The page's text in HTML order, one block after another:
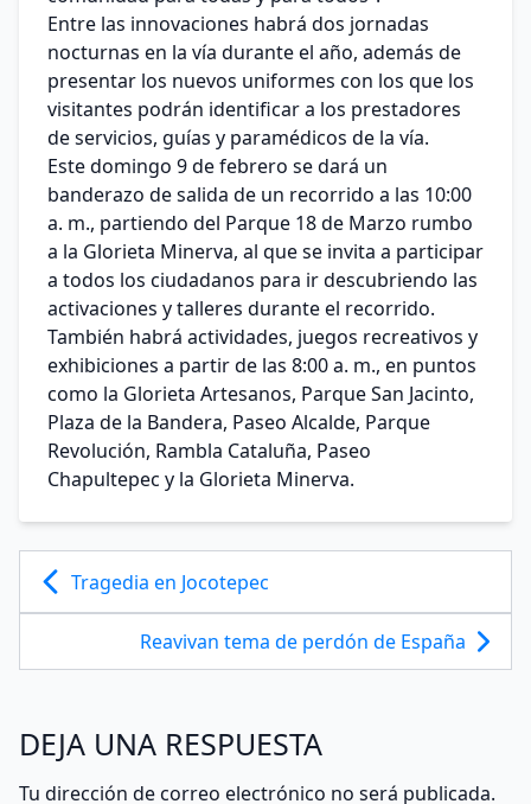
Entre las innovaciones habrá dos jornadas
nocturnas en la vía durante el año, además de
presentar los nuevos uniformes con los que los
visitantes podrán identificar a los prestadores
de servicios, guías y paramédicos de la vía.
Este domingo 9 de febrero se dará un
banderazo de salida de un recorrido a las 10:00
a. m., partiendo del Parque 18 de Marzo rumbo
a la Glorieta Minerva, al que se invita a participar
a todos los ciudadanos para ir descubriendo las
activaciones y talleres durante el recorrido.
También habrá actividades, juegos recreativos y
exhibiciones a partir de las 8:00 a. m., en puntos
como la Glorieta Artesanos, Parque San Jacinto,
Plaza de la Bandera, Paseo Alcalde, Parque
Revolución, Rambla Cataluña, Paseo
Chapultepec y la Glorieta Minerva.
Tragedia en Jocotepec
Reavivan tema de perdón de España
DEJA UNA RESPUESTA
Tu dirección de correo electrónico no será publicada.